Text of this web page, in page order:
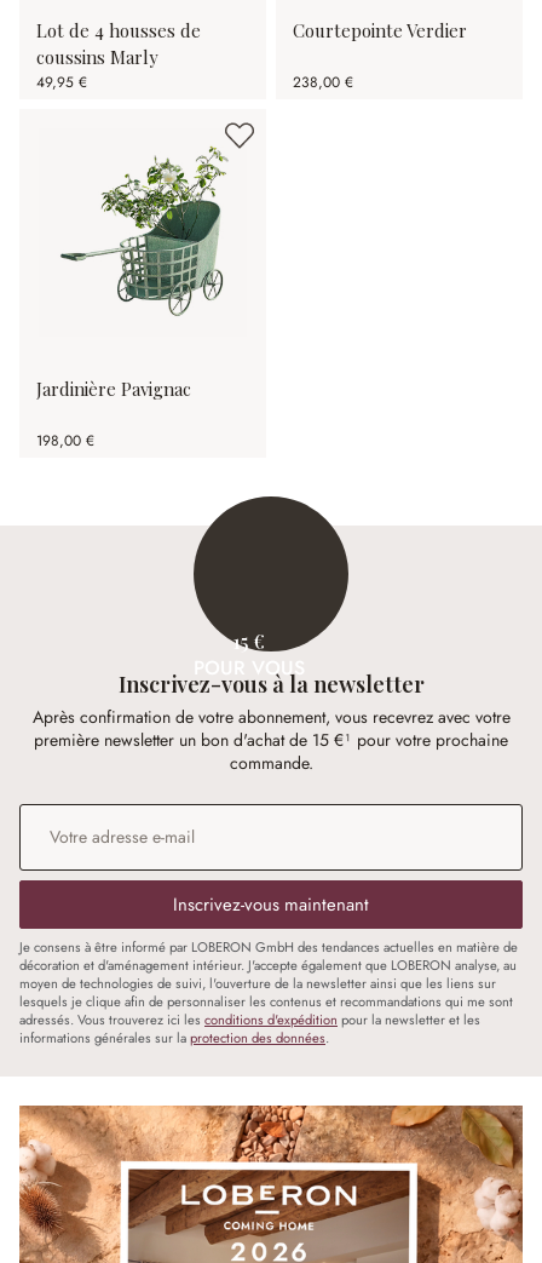
Lot de 4 housses de
coussins Marly
49,95 €
Courtepointe Verdier
238,00 €
Jardinière Pavignac
198,00 €
15 €
POUR VOUS
Inscrivez-vous à la newsletter
Après confirmation de votre abonnement, vous recevrez avec votre
première newsletter un bon d'achat de 15 €¹ pour votre prochaine
commande.
Adresse e-mail
Inscrivez-vous maintenant
Je consens à être informé par LOBERON GmbH des tendances actuelles en matière de
décoration et d'aménagement intérieur. J'accepte également que LOBERON analyse, au
moyen de technologies de suivi, l'ouverture de la newsletter ainsi que les liens sur
lesquels je clique afin de personnaliser les contenus et recommandations qui me sont
adressés. Vous trouverez ici les conditions d'expédition pour la newsletter et les
informations générales sur laprotection des données.